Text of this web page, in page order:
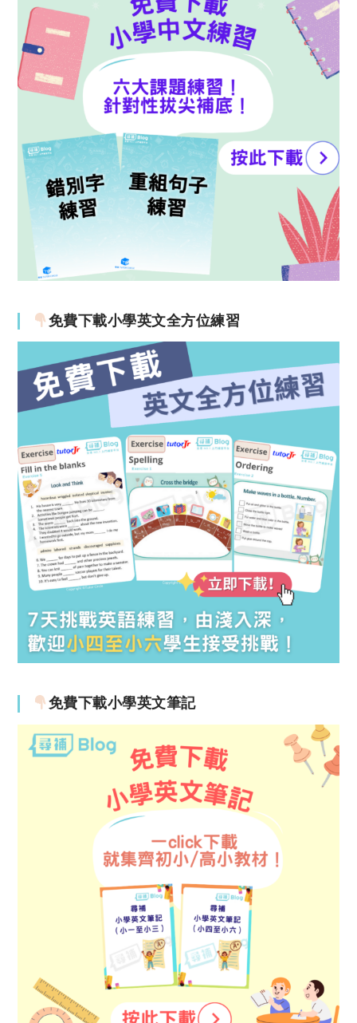
免費下載小學英文全方位練習
免費下載小學英文筆記